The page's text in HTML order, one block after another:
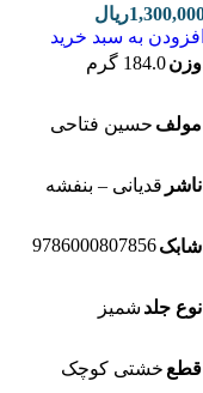
ریال
به سبد خرید
184.0 گرم
حسین فتاحی
قدیانی – بنفشه
9786000807856
جلدشمیز
خشتی کوچک